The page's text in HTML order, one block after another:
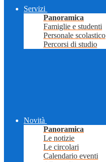
Servizi
Panoramica
Famiglie e studenti
Personale scolastico
Percorsi di studio
Novità
Panoramica
Le notizie
Le circolari
Calendario eventi